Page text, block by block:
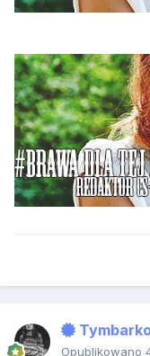
Opublikowano